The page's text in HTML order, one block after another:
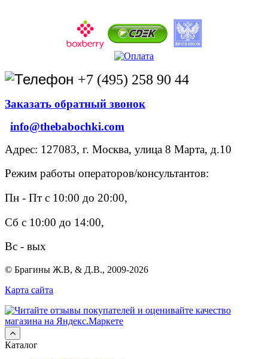
+7 (495) 258 90 44
Заказать обратный звонок
info@thebabochki.com
Адрес: 127083, г. Москва, улица 8 Марта, д.10
Режим работы операторов/консультантов:
Пн - Пт с 10:00 до 20:00,
Сб с 10:00 до 14:00,
Вс - вых
© Брагины Ж.В, & Д.В., 2009-2026
Карта сайта
Каталог